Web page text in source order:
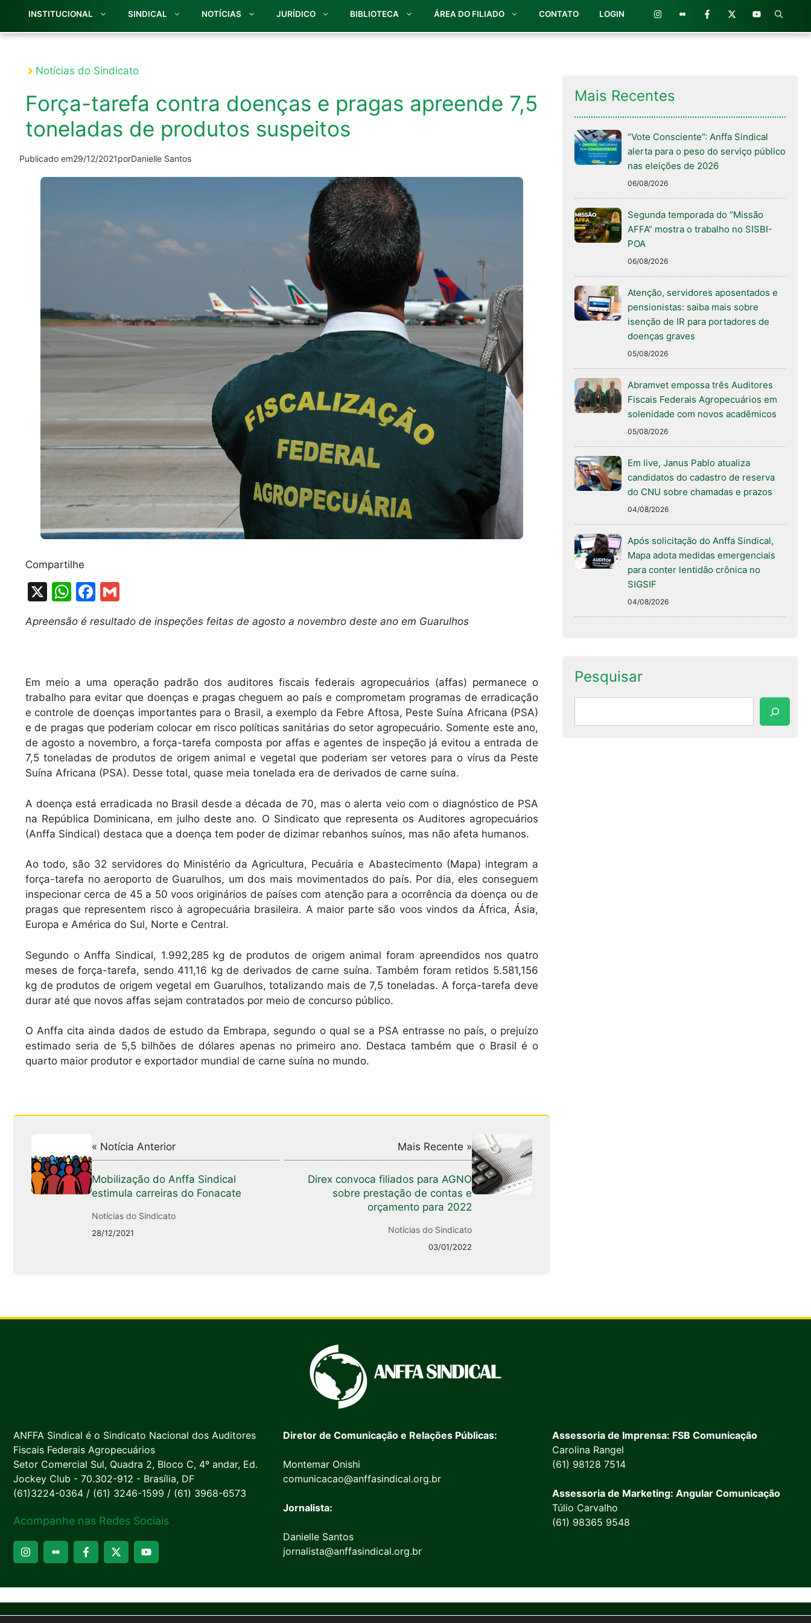
INSTITUCIONAL SINDICAL NOTÍCIAS JURÍDICO BIBLIOTECA ÁREA DO FILIADO CONTATO LOGIN
Notícias do Sindicato
Força-tarefa contra doenças e pragas apreende 7,5
toneladas de produtos suspeitos
Publicado em29/12/2021porDanielle Santos
Compartilhe
X
W
at
p
p
F
c
o
o
k
m
ai
Apreensão é resultado de inspeções feitas de agosto a novembro deste ano em Guarulhos
Em meio a uma operação padrão dos auditores fiscais federais agropecuários (affas) permanece o
trabalho para evitar que doenças e pragas cheguem ao país e comprometam programas de erradicação
e controle de doenças importantes para o Brasil, a exemplo da Febre Aftosa, Peste Suína Africana (PSA)
e de pragas que poderiam colocar em risco políticas sanitárias do setor agropecuário. Somente este ano,
de agosto a novembro, a força-tarefa composta por affas e agentes de inspeção já evitou a entrada de
7,5 toneladas de produtos de origem animal e vegetal que poderiam ser vetores para o vírus da Peste
Suína Africana (PSA). Desse total, quase meia tonelada era de derivados de carne suína.
A doença está erradicada no Brasil desde a década de 70, mas o alerta veio com o diagnóstico de PSA
na República Dominicana, em julho deste ano. O Sindicato que representa os Auditores agropecuários
(Anffa Sindical) destaca que a doença tem poder de dizimar rebanhos suínos, mas não afeta humanos.
Ao todo, são 32 servidores do Ministério da Agricultura, Pecuária e Abastecimento (Mapa) integram a
força-tarefa no aeroporto de Guarulhos, um dos mais movimentados do país. Por dia, eles conseguem
inspecionar cerca de 45 a 50 voos originários de países com atenção para a ocorrência da doença ou de
pragas que representem risco à agropecuária brasileira. A maior parte são voos vindos da África, Ásia,
Europa e América do Sul, Norte e Central.
Segundo o Anffa Sindical, 1.992,285 kg de produtos de origem animal foram apreendidos nos quatro
meses de força-tarefa, sendo 411,16 kg de derivados de carne suína. Também foram retidos 5.581,156
kg de produtos de origem vegetal em Guarulhos, totalizando mais de 7,5 toneladas. A força-tarefa deve
durar até que novos affas sejam contratados por meio de concurso público.
O Anffa cita ainda dados de estudo da Embrapa, segundo o qual se a PSA entrasse no país, o prejuízo
estimado seria de 5,5 bilhões de dólares apenas no primeiro ano. Destaca também que o Brasil é o
quarto maior produtor e exportador mundial de carne suína no mundo.
« Notícia Anterior
Mobilização do Anffa Sindical
estimula carreiras do Fonacate
Notícias do Sindicato
28/12/2021
Mais Recente »
Direx convoca filiados para AGNO
sobre prestação de contas e
orçamento para 2022
Notícias do Sindicato
03/01/2022
Mais Recentes
“Vote Consciente”: Anffa Sindical
alerta para o peso do serviço público
nas eleições de 2026
06/08/2026
Segunda temporada do “Missão
AFFA” mostra o trabalho no SISBI-
POA
06/08/2026
Atenção, servidores aposentados e
pensionistas: saiba mais sobre
isenção de IR para portadores de
doenças graves
05/08/2026
Abramvet empossa três Auditores
Fiscais Federais Agropecuários em
solenidade com novos acadêmicos
05/08/2026
Em live, Janus Pablo atualiza
candidatos do cadastro de reserva
do CNU sobre chamadas e prazos
04/08/2026
Após solicitação do Anffa Sindical,
Mapa adota medidas emergenciais
para conter lentidão crônica no
SIGSIF
04/08/2026
Pesquisar
ANFFA Sindical é o Sindicato Nacional dos Auditores
Fiscais Federais Agropecuários
Setor Comercial Sul, Quadra 2, Bloco C, 4º andar, Ed.
Jockey Club - 70.302-912 - Brasília, DF
(61)3224-0364 / (61) 3246-1599 / (61) 3968-6573
Acompanhe nas Redes Sociais
Diretor de Comunicação e Relações Públicas:
Montemar Onishi
comunicacao@anffasindical.org.br
Jornalista:
Danielle Santos
jornalista@anffasindical.org.br
Assessoria de Imprensa: FSB Comunicação
Carolina Rangel
(61) 98128 7514
Assessoria de Marketing: Angular Comunicação
Túlio Carvalho
(61) 98365 9548